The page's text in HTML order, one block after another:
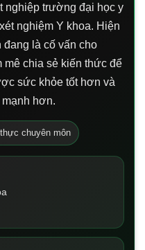
nghiệp trường đại học y
nghiệm Y khoa. Hiện
đang là cố vấn cho
mê chia sẻ kiến thức để
sức khỏe tốt hơn và
hơn.
chuyên môn